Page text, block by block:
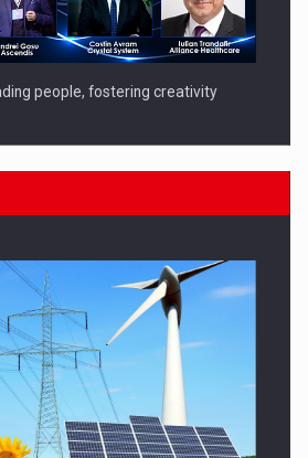
people, fostering creativity
The Future - Technology and…